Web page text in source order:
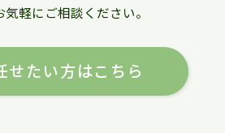
軽にご相談ください。
せたい方はこちら